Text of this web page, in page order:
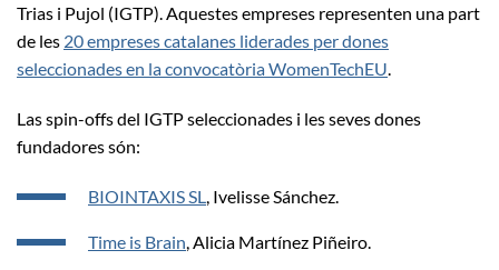
Trias i Pujol (IGTP). Aquestes empreses representen una part
de les 20 empreses catalanes liderades per dones
seleccionades en la convocatòria WomenTechEU.
Las spin-offs del IGTP seleccionades i les seves dones
fundadores són:
BIOINTAXIS SL, Ivelisse Sánchez.
Time is Brain, Alicia Martínez Piñeiro.